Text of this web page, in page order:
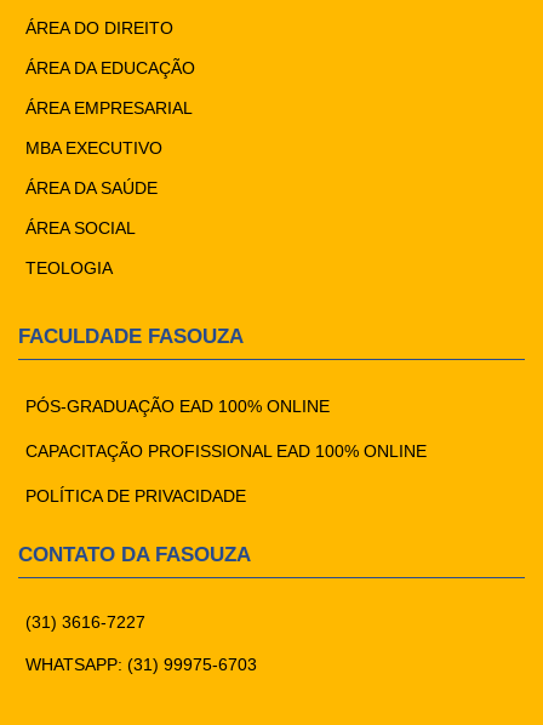
ÁREA DO DIREITO
ÁREA DA EDUCAÇÃO
ÁREA EMPRESARIAL
MBA EXECUTIVO
ÁREA DA SAÚDE
ÁREA SOCIAL
TEOLOGIA
FACULDADE FASOUZA
PÓS-GRADUAÇÃO EAD 100% ONLINE
CAPACITAÇÃO PROFISSIONAL EAD 100% ONLINE
POLÍTICA DE PRIVACIDADE
CONTATO DA FASOUZA
(31) 3616-7227
WHATSAPP: (31) 99975-6703